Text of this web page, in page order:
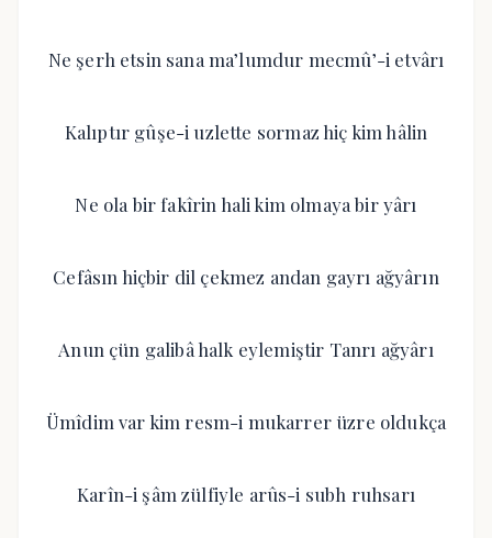
Ne şerh etsin sana ma’lumdur mecmû’-i etvârı
Kalıptır gûşe-i uzlette sormaz hiç kim hâlin
Ne ola bir fakîrin hali kim olmaya bir yârı
Cefâsın hiçbir dil çekmez andan gayrı ağyârın
Anun çün galibâ halk eylemiştir Tanrı ağyârı
Ümîdim var kim resm-i mukarrer üzre oldukça
Karîn-i şâm zülfiyle arûs-i subh ruhsarı